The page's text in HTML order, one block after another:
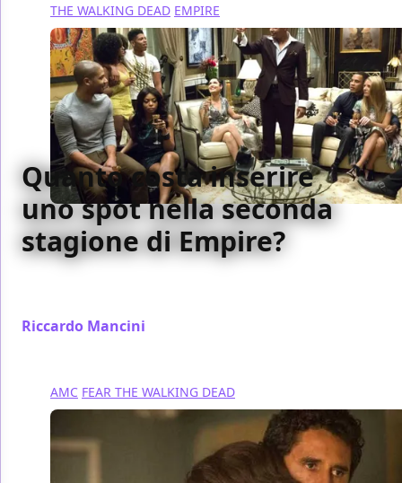
THE WALKING DEAD EMPIRE
Quanto costa inserire
uno spot nella seconda
stagione di Empire?
Riccardo Mancini
AMC FEAR THE WALKING DEAD